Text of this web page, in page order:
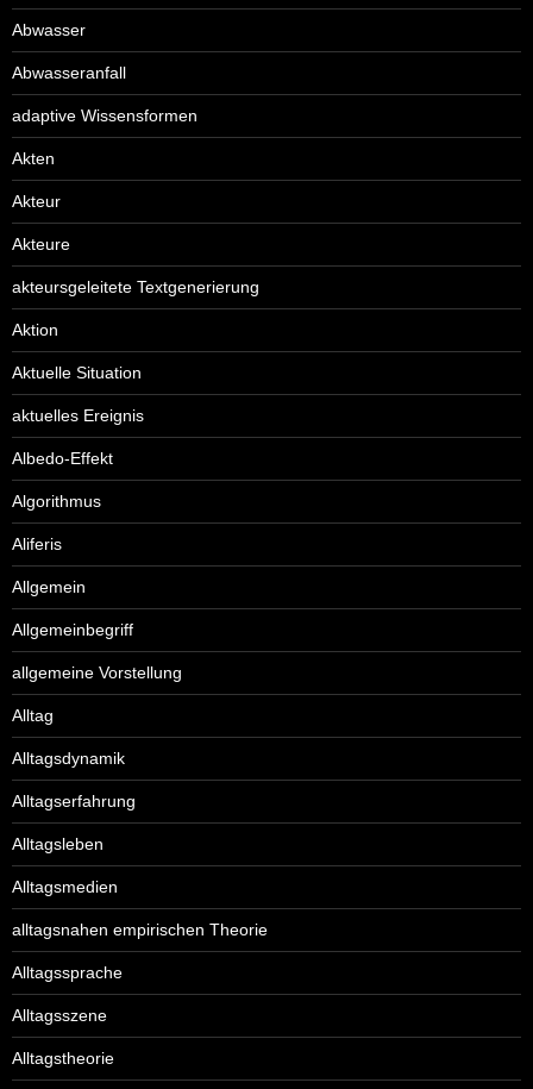
Abwasser
Abwasseranfall
adaptive Wissensformen
Akten
Akteur
Akteure
akteursgeleitete Textgenerierung
Aktion
Aktuelle Situation
aktuelles Ereignis
Albedo-Effekt
Algorithmus
Aliferis
Allgemein
Allgemeinbegriff
allgemeine Vorstellung
Alltag
Alltagsdynamik
Alltagserfahrung
Alltagsleben
Alltagsmedien
alltagsnahen empirischen Theorie
Alltagssprache
Alltagsszene
Alltagstheorie